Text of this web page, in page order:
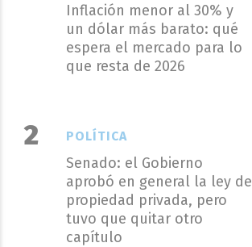
Inflación menor al 30% y
un dólar más barato: qué
espera el mercado para lo
que resta de 2026
Senado: el Gobierno
aprobó en general la ley de
propiedad privada, pero
tuvo que quitar otro
capítulo
POLÍTICA